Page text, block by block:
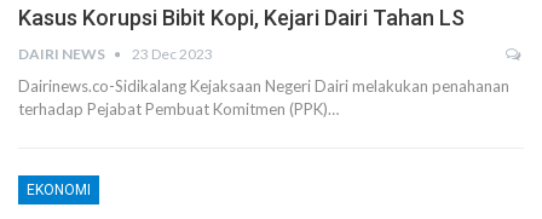
Kasus Korupsi Bibit Kopi, Kejari Dairi Tahan LS
DAIRI NEWS 23 Dec 2023
Dairinews.co-Sidikalang Kejaksaan Negeri Dairi melakukan penahanan
terhadap Pejabat Pembuat Komitmen (PPK)…
EKONOMI